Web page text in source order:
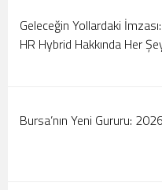
Şampiyonası Başlıyor!
Geleceğin Yollardaki
HR Hybrid Hakkında Her
Bursa’nın Yeni Gururu: